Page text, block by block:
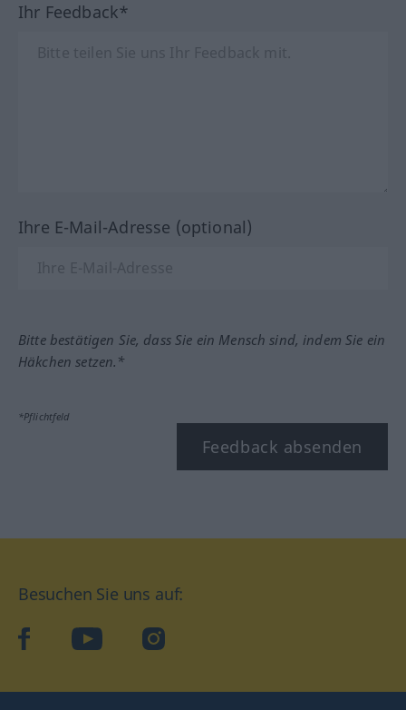
Ihr Feedback*
Ihre E-Mail-Adresse (optional)
Bitte bestätigen Sie, dass Sie ein Mensch sind, indem Sie ein
Häkchen setzen.*
*Pflichtfeld
Feedback absenden
Besuchen Sie uns auf:
facebookYouTube Instagram